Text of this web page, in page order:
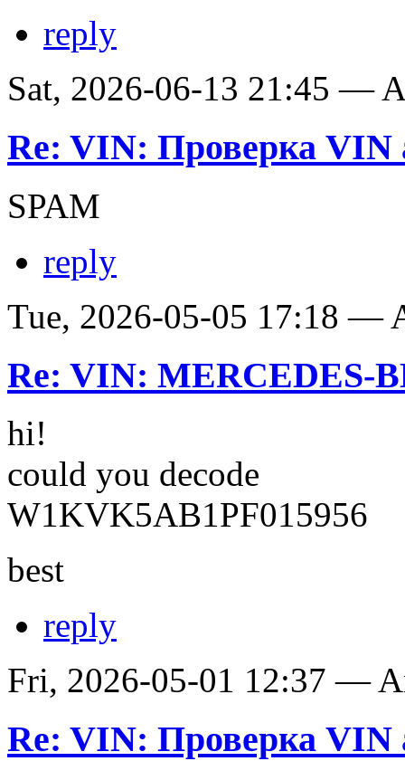
reply
Sat, 2026-06-13 21:45 —
Re: VIN: Проверка VIN
SPAM
reply
Tue, 2026-05-05 17:18 —
Re: VIN: MERCEDES-
hi!
could you decode
W1KVK5AB1PF015956
best
reply
Fri, 2026-05-01 12:37 —
Re: VIN: Проверка VIN